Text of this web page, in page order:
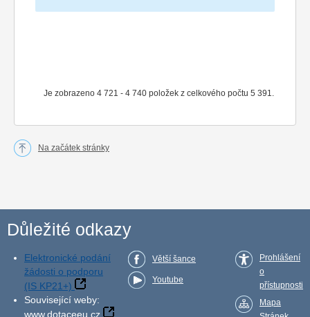
Je zobrazeno 4 721 - 4 740 položek z celkového počtu 5 391.
Na začátek stránky
Důležité odkazy
Elektronické podání
žádosti o podporu
(IS KP21+)
Související weby:
www.dotaceeu.cz
Větší šance
Youtube
Prohlášení
o
přístupnosti
Mapa